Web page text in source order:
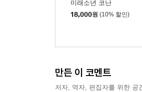
미래소년 코난
18,000원 (10% 할인)
만든 이 코멘트
저자, 역자, 편집자를 위한 공